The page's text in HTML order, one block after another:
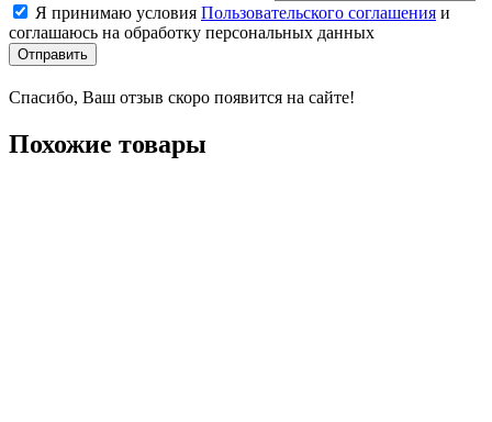
Я принимаю условия Пользовательского соглашения и
соглашаюсь на обработку персональных данных
Отправить
Спасибо, Ваш отзыв скоро появится на сайте!
Похожие товары